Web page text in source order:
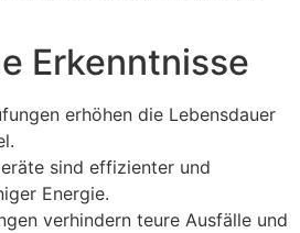
Erkenntnisse
erhöhen die Lebensdauer
sind effizienter und
Energie.
verhindern teure Ausfälle und